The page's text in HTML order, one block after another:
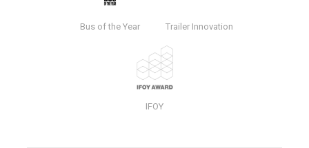
Bus of the Year Trailer Innovation
IFOY